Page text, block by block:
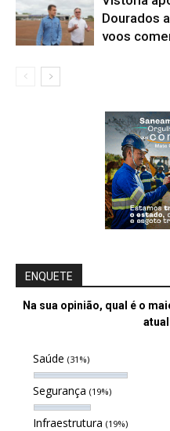
Dourados
voos
ENQUETE
Na sua opinião, qual é o
Saúde (31%)
Segurança (19%)
Infraestrutura (19%)